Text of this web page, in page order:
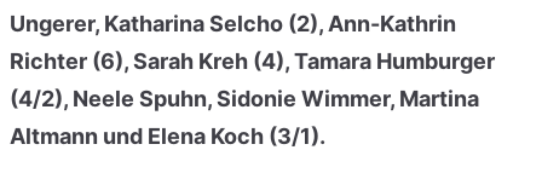
Ungerer, Katharina Selcho (2), Ann-Kathrin
Richter (6), Sarah Kreh (4), Tamara Humburger
(4/2), Neele Spuhn, Sidonie Wimmer, Martina
Altmann und Elena Koch (3/1).